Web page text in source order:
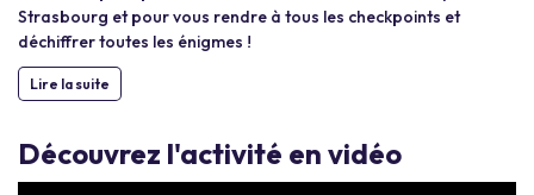
Strasbourg et pour vous rendre à tous les checkpoints et
déchiffrer toutes les énigmes !
Lire la suite
Découvrez l'activité en vidéo